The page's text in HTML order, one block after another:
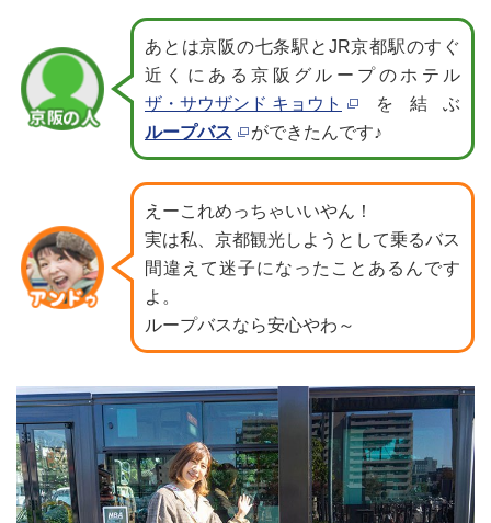
あとは京阪の七条駅とJR京都駅のすぐ
近くにある京阪グループのホテル
ザ・サウザンド キョウト
を結ぶ
ループバス
ができたんです♪
えーこれめっちゃいいやん！
実は私、京都観光しようとして乗るバス
間違えて迷子になったことあるんです
よ。
ループバスなら安心やわ～